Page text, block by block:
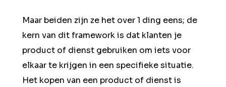
Maar beiden zijn ze het over 1 ding eens; de
kern van dit framework is dat klanten je
product of dienst gebruiken om iets voor
elkaar te krijgen in een specifieke situatie.
Het kopen van een product of dienst is